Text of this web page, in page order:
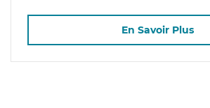
En Savoir Plus